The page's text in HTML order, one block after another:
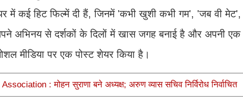
में कई हिट फिल्में दी हैं, जिनमें 'कभी खुशी कभी गम', 'जब वी
अभिनय से दर्शकों के दिलों में खास जगह बनाई है और अपनी
मीडिया पर एक पोस्ट शेयर किया है।
: मोहन सुराणा बने अध्यक्ष; अरुण व्यास सचिव निर्विरोध निर्वाचित